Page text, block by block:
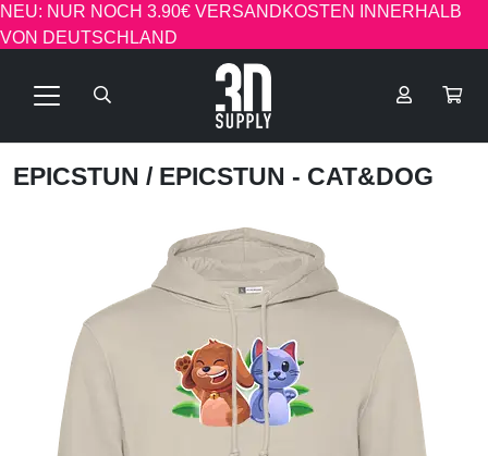
NEU: NUR NOCH 3.90€ VERSANDKOSTEN INNERHALB
VON DEUTSCHLAND
EPICSTUN / EPICSTUN - CAT&DOG